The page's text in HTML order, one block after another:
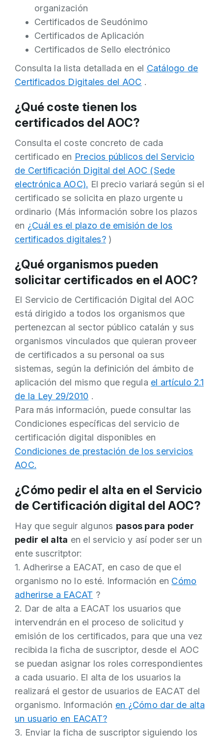
organización
Certificados de Seudónimo
Certificados de Aplicación
Certificados de Sello electrónico
Consulta la lista detallada en el Catálogo de
Certificados Digitales del AOC .
¿Qué coste tienen los
certificados del AOC?
Consulta el coste concreto de cada
certificado en Precios públicos del Servicio
de Certificación Digital del AOC (Sede
electrónica AOC). El precio variará según si el
certificado se solicita en plazo urgente u
ordinario (Más información sobre los plazos
en ¿Cuál es el plazo de emisión de los
certificados digitales?)
¿Qué organismos pueden
solicitar certificados en el AOC?
El Servicio de Certificación Digital del AOC
está dirigido a todos los organismos que
pertenezcan al sector público catalán y sus
organismos vinculados que quieran proveer
de certificados a su personal oa sus
sistemas, según la definición del ámbito de
aplicación del mismo que regula el artículo 2.1
de la Ley 29/2010 .
Para más información, puede consultar las
Condiciones específicas del servicio de
certificación digital disponibles en
Condiciones de prestación de los servicios
AOC.
¿Cómo pedir el alta en el Servicio
de Certificación digital del AOC?
Hay que seguir algunos pasos para poder
pedir el alta en el servicio y así poder ser un
ente suscritptor:
1. Adherirse a EACAT, en caso de que el
organismo no lo esté. Información en Cómo
adherirse a EACAT ?
2. Dar de alta a EACAT los usuarios que
intervendrán en el proceso de solicitud y
emisión de los certificados, para que una vez
recibida la ficha de suscriptor, desde el AOC
se puedan asignar los roles correspondientes
a cada usuario. El alta de los usuarios la
realizará el gestor de usuarios de EACAT del
organismo. Información en ¿Cómo dar de alta
un usuario en EACAT?
3. Enviar la ficha de suscriptor siguiendo los